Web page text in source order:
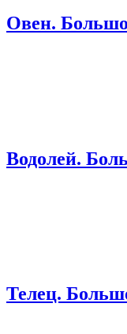
Овен.
Водолей.
Телец.